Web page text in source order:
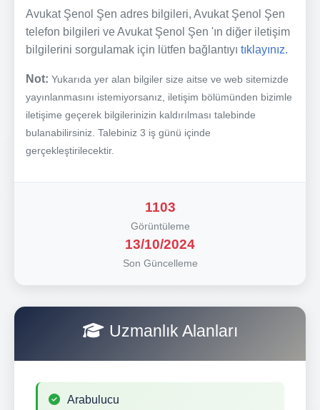
Avukat Şenol Şen adres bilgileri, Avukat Şenol Şen
telefon bilgileri ve Avukat Şenol Şen 'ın diğer iletişim
bilgilerini sorgulamak için lütfen bağlantıyı tıklayınız.
Not: Yukarıda yer alan bilgiler size aitse ve web sitemizde
yayınlanmasını istemiyorsanız, iletişim bölümünden bizimle
iletişime geçerek bilgilerinizin kaldırılması talebinde
bulanabilirsiniz. Talebiniz 3 iş günü içinde
gerçekleştirilecektir.
1103
Görüntüleme
13/10/2024
Son Güncelleme
Uzmanlık Alanları
Arabulucu